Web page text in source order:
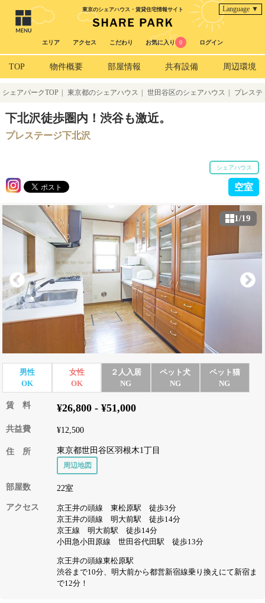
東京のシェアハウス・賃貸住宅情報サイト Language ▼
エリア アクセス こだわり お気に入り 0 ログイン
TOP 物件概要 部屋情報 共有設備 周辺環境
シェアパークTOP 東京都のシェアハウス 世田谷区のシェアハウス プレステ
ージ下北沢
下北沢徒歩圏内！渋谷も激近。
プレステージ下北沢
シェアハウス
空室
1/19
男性
OK
女性
OK
２人入居
NG
ペット犬
NG
ペット猫
NG
賃 料 ¥26,800 - ¥51,000
共益費 ¥12,500
住 所 東京都世田谷区羽根木1丁目
周辺地図
部屋数 22室
アクセス
京王井の頭線 東松原駅 徒歩3分
京王井の頭線 明大前駅 徒歩14分
京王線 明大前駅 徒歩14分
小田急小田原線 世田谷代田駅 徒歩13分
京王井の頭線東松原駅
渋谷まで10分、明大前から都営新宿線乗り換えにて新宿ま
で12分！